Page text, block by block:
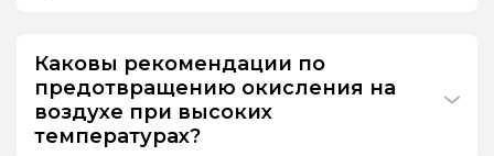
Каковы рекомендации по
предотвращению окисления на
воздухе при высоких
температурах?